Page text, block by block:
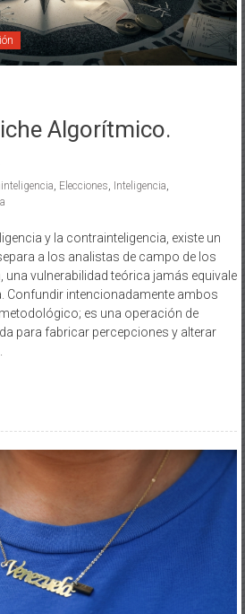
Algorítmico.
Elecciones Inteligencia
y la contrainteligencia, existe un
a los analistas de campo de los
una vulnerabilidad teórica jamás equivale
Confundir intencionadamente ambos
es una operación de
para fabricar percepciones y alterar